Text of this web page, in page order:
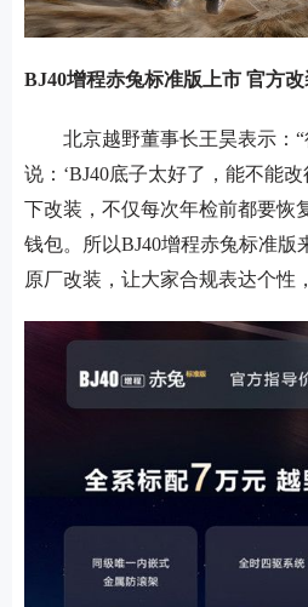
BJ40增程赤兔标准版上市 官方
北京越野董事长王昊表示：
说：‘BJ40底子太好了，能不能
下改装，不仅每次年检前都要恢
钱包。所以BJ40增程赤兔标准版
原厂改装，让大家合规表达个性